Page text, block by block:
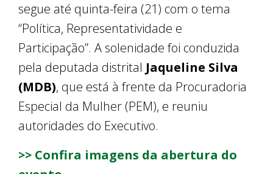
segue até quinta-feira (21) com o tema
“Política, Representatividade e
Participação”. A solenidade foi conduzida
pela deputada distrital Jaqueline Silva
(MDB), que está à frente da Procuradoria
Especial da Mulher (PEM), e reuniu
autoridades do Executivo.
>> Confira imagens da abertura do